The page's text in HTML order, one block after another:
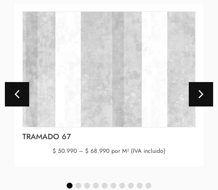
TRAMADO 67
$ 50.990 – $ 68.990 por M² (IVA incluido)